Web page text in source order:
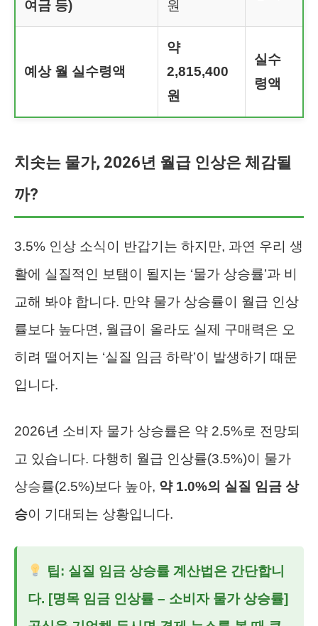
여금 등)
원
예상 월 실수령액
약
2,815,400
원
실수
령액
치솟는 물가, 2026년 월급 인상은 체감될
까?
3.5% 인상 소식이 반갑기는 하지만, 과연 우리 생
활에 실질적인 보탬이 될지는 ‘물가 상승률’과 비
교해 봐야 합니다. 만약 물가 상승률이 월급 인상
률보다 높다면, 월급이 올라도 실제 구매력은 오
히려 떨어지는 ‘실질 임금 하락’이 발생하기 때문
입니다.
2026년 소비자 물가 상승률은 약 2.5%로 전망되
고 있습니다. 다행히 월급 인상률(3.5%)이 물가
상승률(2.5%)보다 높아, 약 1.0%의 실질 임금 상
승이 기대되는 상황입니다.
팁: 실질 임금 상승률 계산법은 간단합니
다. [명목 임금 인상률 – 소비자 물가 상승률]